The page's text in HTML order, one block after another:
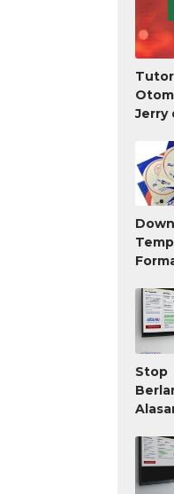
Jerry
Stop
Tool